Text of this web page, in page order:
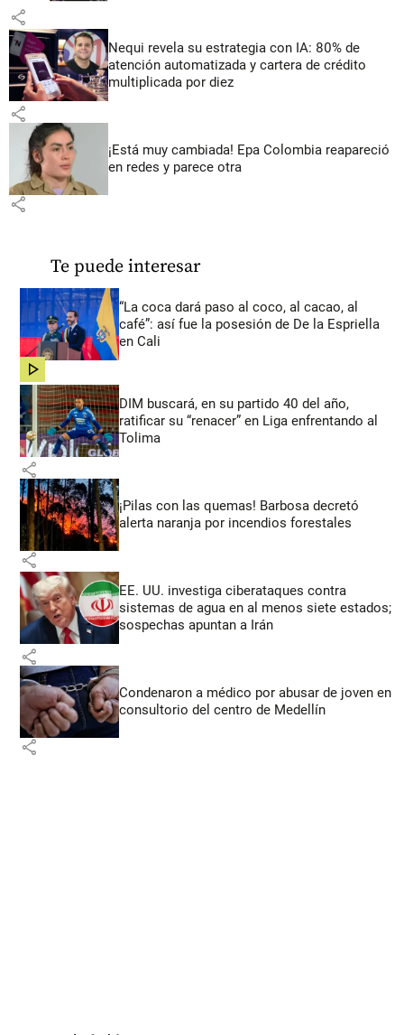
share
Nequi revela su estrategia con IA: 80% de
atención automatizada y cartera de crédito
multiplicada por diez
share
¡Está muy cambiada! Epa Colombia reapareció
en redes y parece otra
share
Te puede interesar
“La coca dará paso al coco, al cacao, al
café”: así fue la posesión de De la Espriella
en Cali
share
DIM buscará, en su partido 40 del año,
ratificar su “renacer” en Liga enfrentando al
Tolima
share
¡Pilas con las quemas! Barbosa decretó
alerta naranja por incendios forestales
share
EE. UU. investiga ciberataques contra
sistemas de agua en al menos siete estados;
sospechas apuntan a Irán
share
Condenaron a médico por abusar de joven en
consultorio del centro de Medellín
share